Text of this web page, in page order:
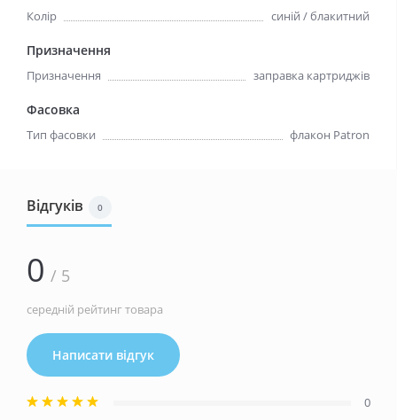
Колір синій / блакитний
Призначення
Призначення заправка картриджів
Фасовка
Тип фасовки флакон Patron
Відгуків 0
0 / 5
середній рейтинг товара
Написати відгук
0